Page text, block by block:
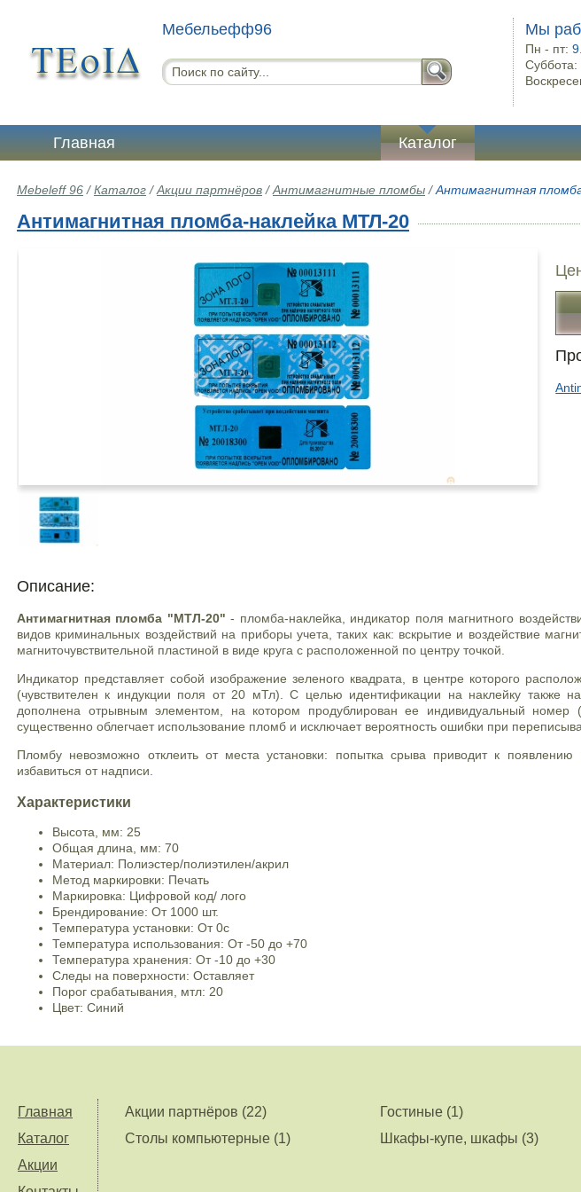
Мебельефф96 Мы
Пн - пт:
Суббота:
Главная Каталог
Mebeleff 96 /Каталог /Акции партнёров /Антимагнитные пломбы /Антимагнитная
Антимагнитная пломба-наклейка МТЛ-20
Описание:
Антимагнитная пломба "МТЛ-20" - пломба-наклейка, индикатор поля магнитного
видов криминальных воздействий на приборы учета, таких как: вскрытие и воздействие
магниточувствительной пластиной в виде круга с расположенной по центру точкой.
Индикатор представляет собой изображение зеленого квадрата, в центре которого
(чувствителен к индукции поля от 20 мТл). С целью идентификации на наклейку также
дополнена отрывным элементом, на котором продублирован ее индивидуальный номер
существенно облегчает использование пломб и исключает вероятность ошибки при
Пломбу невозможно отклеить от места установки: попытка срыва приводит к
избавиться от надписи.
Характеристики
Высота, мм: 25
Общая длина, мм: 70
Материал: Полиэстер/полиэтилен/акрил
Метод маркировки: Печать
Маркировка: Цифровой код/ лого
Брендирование: От 1000 шт.
Температура установки: От 0с
Температура использования: От -50 до +70
Температура хранения: От -10 до +30
Следы на поверхности: Оставляет
Порог срабатывания, мтл: 20
Цвет: Синий
Главная
Каталог
Акции
Акции партнёров (22) Гостиные (1)
Столы компьютерные (1)
Шкафы-купе, шкафы (3)